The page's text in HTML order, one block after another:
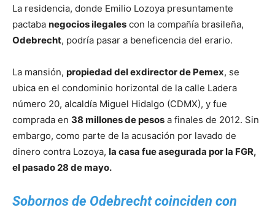
La residencia, donde Emilio Lozoya presuntamente
pactaba negocios ilegales con la compañía brasileña,
Odebrecht, podría pasar a beneficencia del erario.
La mansión, propiedad del exdirector de Pemex, se
ubica en el condominio horizontal de la calle Ladera
número 20, alcaldía Miguel Hidalgo (CDMX), y fue
comprada en 38 millones de pesos a finales de 2012. Sin
embargo, como parte de la acusación por lavado de
dinero contra Lozoya, la casa fue asegurada por la FGR,
el pasado 28 de mayo.
Sobornos de Odebrecht coinciden con